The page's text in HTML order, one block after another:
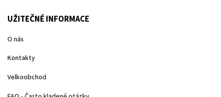
UŽITEČNÉ INFORMACE
O nás
Kontakty
Velkoobchod